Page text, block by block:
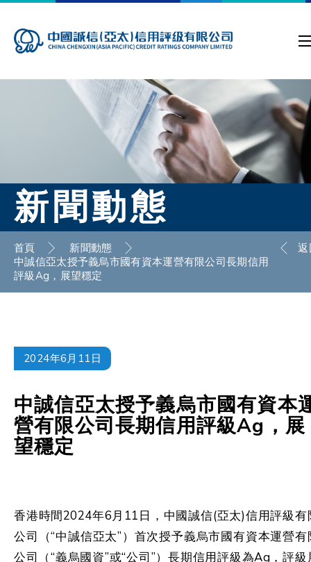
新聞動態
首頁
新聞動態
中誠信亞太授予義烏市國有資本運營有限公司長期信用
評級Ag，展望穩定
2024年6月11日
中誠信亞太授予義烏市國有資本
營有限公司長期信用評級Ag，展
望穩定
香港時間2024年6月11日，中國誠信(亞太)信用評級有
公司（“中誠信亞太”）首次授予義烏市國有資本運營有
公司（“義烏國資”或“公司”）長期信用評級為Ag，評級